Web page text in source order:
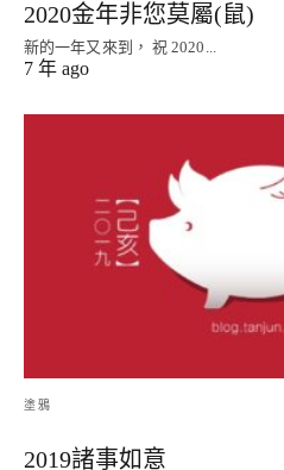
2020金年非您莫屬(鼠)
新的一年又來到， 祝 2020...
7 年 ago
塗鴉
2019諸事如意